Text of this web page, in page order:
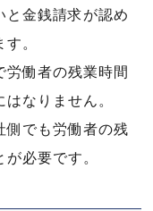
と金銭請求が認め
。
労働者の残業時間
なりません。
側でも労働者の残
必要です。